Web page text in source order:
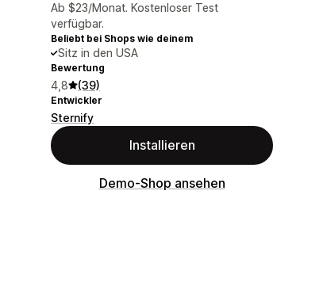
Ab $23/Monat. Kostenloser Test
verfügbar.
Beliebt bei Shops wie deinem
Sitz in den USA
Bewertung
4,8 (39)
Entwickler
Sternify
Installieren
Demo-Shop ansehen